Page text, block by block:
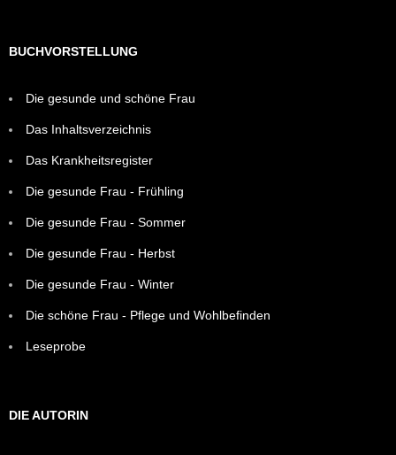
BUCHVORSTELLUNG
Die gesunde und schöne Frau
Das Inhaltsverzeichnis
Das Krankheitsregister
Die gesunde Frau - Frühling
Die gesunde Frau - Sommer
Die gesunde Frau - Herbst
Die gesunde Frau - Winter
Die schöne Frau - Pflege und Wohlbefinden
Leseprobe
DIE AUTORIN